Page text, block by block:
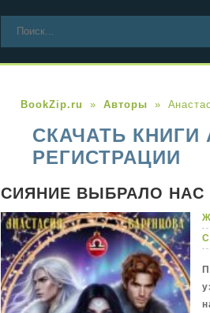
BookZip.ru Авторы
СКАЧАТЬ КНИГИ
РЕГИСТРАЦИИ
СИЯНИЕ ВЫБРАЛО НАС